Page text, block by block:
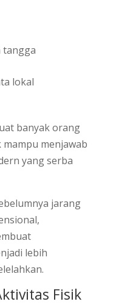
tangga
lokal
banyak orang
menjawab
yang serba
jarang
lebih
Fisik